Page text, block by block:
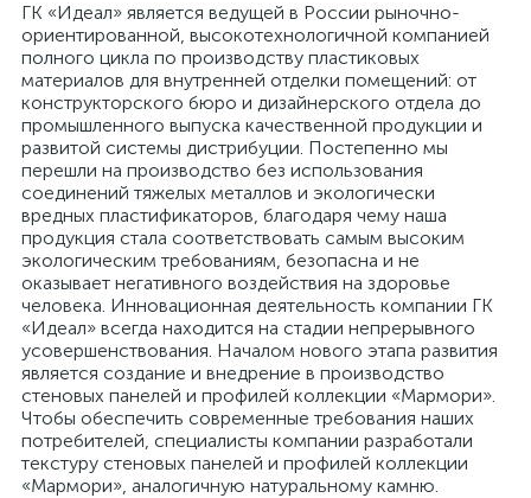
ГК «Идеал» является ведущей в России рыночно-
ориентированной, высокотехнологичной компанией
полного цикла по производству пластиковых
материалов для внутренней отделки помещений: от
конструкторского бюро и дизайнерского отдела до
промышленного выпуска качественной продукции и
развитой системы дистрибуции. Постепенно мы
перешли на производство без использования
соединений тяжелых металлов и экологически
вредных пластификаторов, благодаря чему наша
продукция стала соответствовать самым высоким
экологическим требованиям, безопасна и не
оказывает негативного воздействия на здоровье
человека. Инновационная деятельность компании ГК
«Идеал» всегда находится на стадии непрерывного
усовершенствования. Началом нового этапа развития
является создание и внедрение в производство
стеновых панелей и профилей коллекции «Мармори».
Чтобы обеспечить современные требования наших
потребителей, специалисты компании разработали
текстуру стеновых панелей и профилей коллекции
«Мармори», аналогичную натуральному камню.